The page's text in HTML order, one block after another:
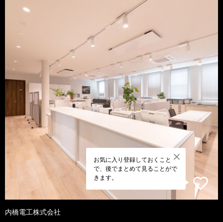
お気に入り登録しておくこと
で、後でまとめて見ることがで
きます。
内橋電工株式会社